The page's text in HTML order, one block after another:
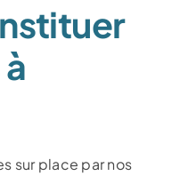
sur place par nos